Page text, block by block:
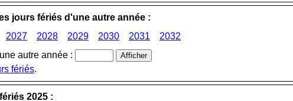
jours fériés d'une autre année :
2027 2028 2029 2030 2031
2032
autre année :
fériés.
2025 :